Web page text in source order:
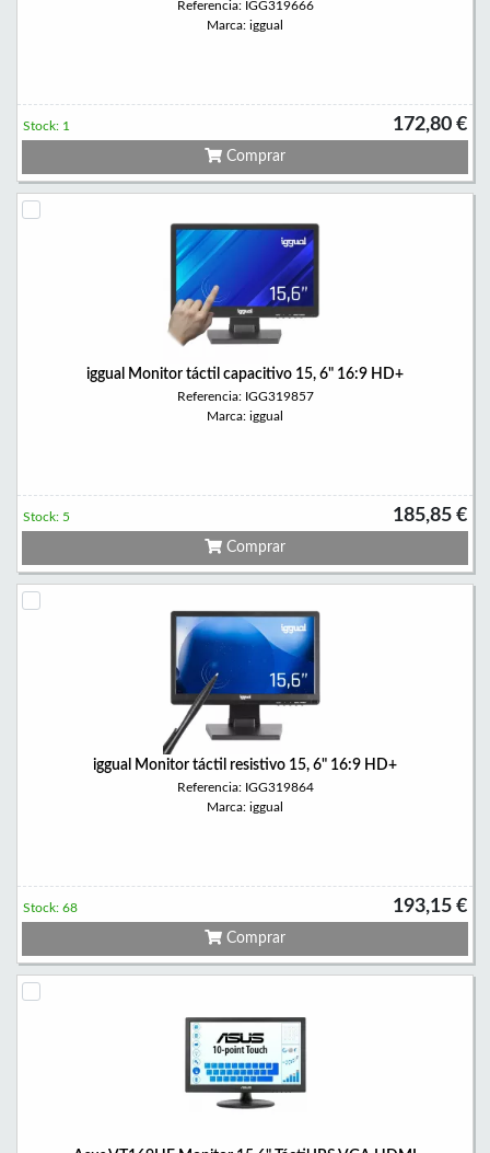
Referencia: IGG319666
Marca: iggual
172,80 €
Stock: 1
Comprar
iggual Monitor táctil capacitivo 15, 6" 16:9 HD+
Referencia: IGG319857
Marca: iggual
185,85 €
Stock: 5
Comprar
iggual Monitor táctil resistivo 15, 6" 16:9 HD+
Referencia: IGG319864
Marca: iggual
193,15 €
Stock: 68
Comprar